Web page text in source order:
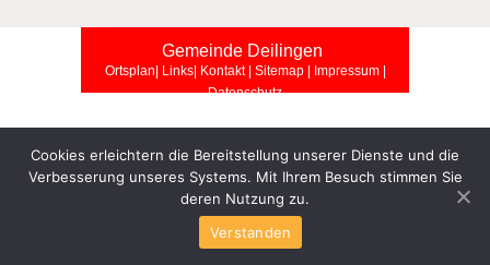
Gemeinde Deilingen
Ortsplan| Links| Kontakt | Sitemap| Impressum|
Datenschutz
Cookies erleichtern die Bereitstellung unserer Dienste und die
Verbesserung unseres Systems. Mit Ihrem Besuch stimmen Sie
deren Nutzung zu.
Verstanden